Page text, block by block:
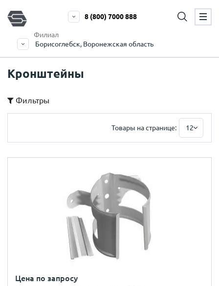
Филиал
Борисоглебск, Воронежская область
8 (800) 7000 888
Кронштейны
Фильтры
Товары на странице: 12
Цена по запросу